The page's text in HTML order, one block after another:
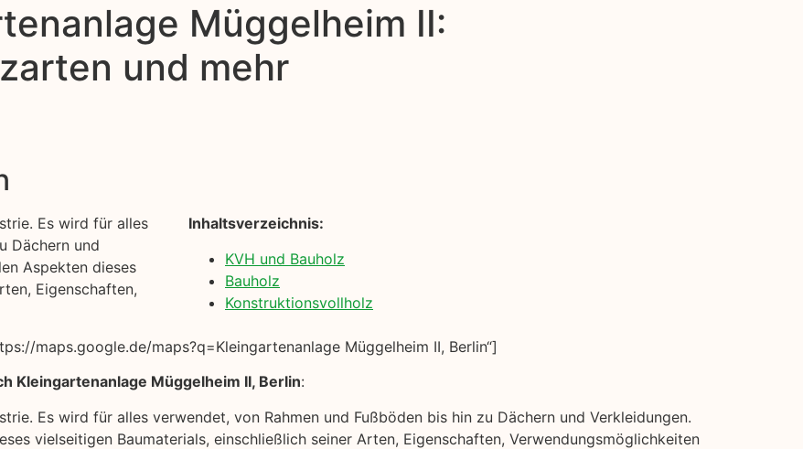
Müggelheim II:
und mehr
Es wird für alles
Dächern und
Aspekten dieses
Eigenschaften,
Inhaltsverzeichnis:
KVH und Bauholz
Bauholz
Konstruktionsvollholz
maps.google.de/maps?q=Kleingartenanlage Müggelheim II, Berlin“]
Kleingartenanlage Müggelheim II, Berlin:
Es wird für alles verwendet, von Rahmen und Fußböden bis hin zu Dächern und Verkleidungen.
vielseitigen Baumaterials, einschließlich seiner Arten, Eigenschaften, Verwendungsmöglichkeiten